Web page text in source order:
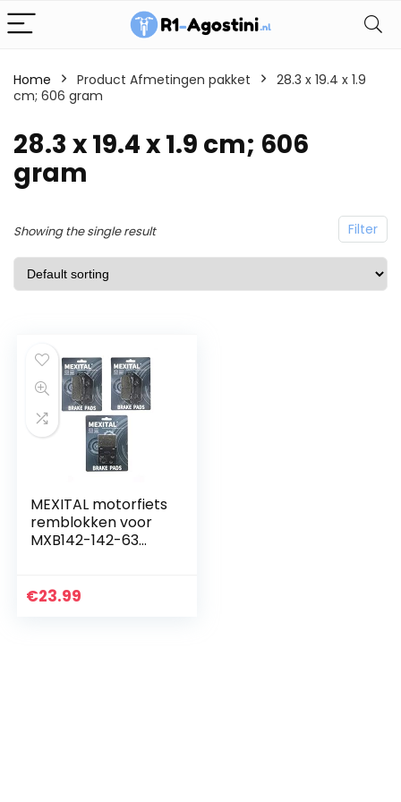
Home Product Afmetingen pakket
28.3 x 19.4 x 1.9
cm; 606 gram
28.3 x 19.4 x 1.9 cm; 606
gram
Filter
Showing the single result
MEXITAL motorfiets
remblokken voor
MXB142-142-63
€23.99